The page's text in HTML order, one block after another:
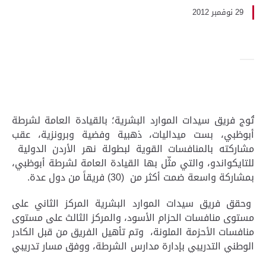
29 نوفمبر 2012
تُوج فريق سيدات الموارد البشرية؛ بالقيادة العامة لشرطة
أبوظبي، بست ميداليات، ذهبية وفضية وبرونزية، عقب
مشاركته بالمنافسات القوية لبطولة نهر الأردن الدولية
للتايكواندو، والتي مثّل بها القيادة العامة لشرطة أبوظبي،
بمشاركة واسعة ضمت أكثر من (30) فريقاً من دول عدة.
وحقق فريق سيدات الموارد البشرية المركز الثاني على
مستوى منافسات الحزام الأسود، والمركز الثالث على مستوى
منافسات الأحزمة الملونة، وتم تأهيل الفريق من قبل الكادر
الوطني التدريبي بإدارة مدارس الشرطة، ووفق مسار تدريبي